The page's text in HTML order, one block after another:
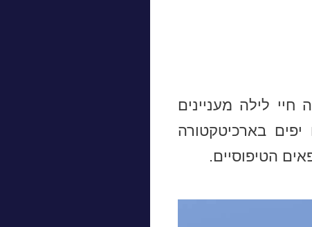
חיי לילה מעניינים
בארכיטקטורה
הטיפוסיים.